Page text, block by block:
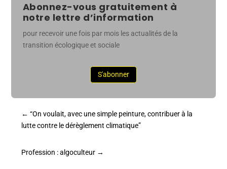
Abonnez-vous gratuitement à
notre lettre d’information
pour recevoir une fois par mois les actualités de la
transition écologique et sociale
S'abonner
←“On voulait, avec une simple peinture, contribuer à la
lutte contre le dérèglement climatique”
Profession : algoculteur →